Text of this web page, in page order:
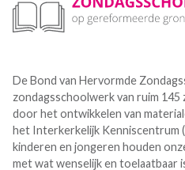
De Bond van Hervormde
zondagsschoolwerk van ruim
door het ontwikkelen van
het Interkerkelijk Kenniscentrum (
kinderen en jongeren houden
met wat wenselijk en toelaatbaar